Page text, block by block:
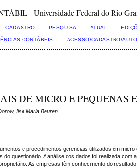
- Universidade Federal do Rio
CADASTRO PESQUISA ATUAL
CONTÁBEIS ACESSO/CADASTRO/
DE MICRO E PEQUENAS
Ilse Maria Beuren
e procedimentos gerenciais utilizados em
do questionário. A análise dos dados foi realizada
As empresas têm conhecimento do